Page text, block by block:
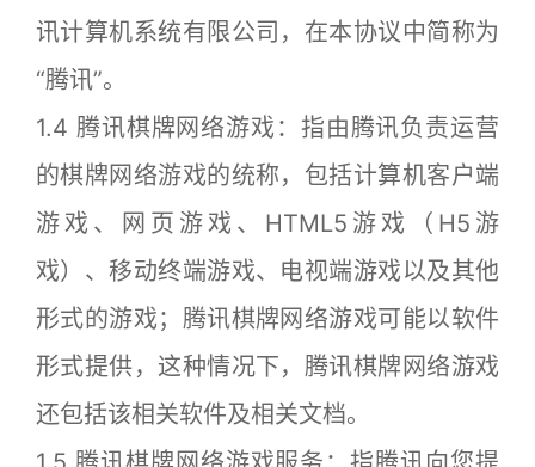
讯计算机系统有限公司，在本协议中简称为
“腾讯”。
1.4 腾讯棋牌网络游戏：指由腾讯负责运营
的棋牌网络游戏的统称，包括计算机客户端
游戏、网页游戏、HTML5游戏（H5游
戏）、移动终端游戏、电视端游戏以及其他
形式的游戏；腾讯棋牌网络游戏可能以软件
形式提供，这种情况下，腾讯棋牌网络游戏
还包括该相关软件及相关文档。